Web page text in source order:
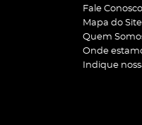
Fale Conosco
Mapa do Site
Quem
Onde
Indique